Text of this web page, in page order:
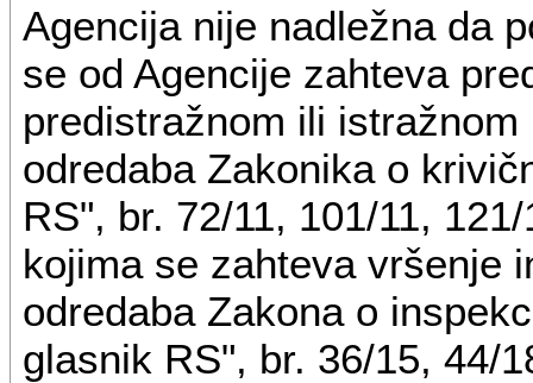
Agencija nije nadležna da
se od Agencije zahteva
predistražnom ili
odredaba Zakonika o
RS", br. 72/11, 101/11,
kojima se zahteva vršenje
odredaba Zakona o
glasnik RS", br. 36/15, 44/